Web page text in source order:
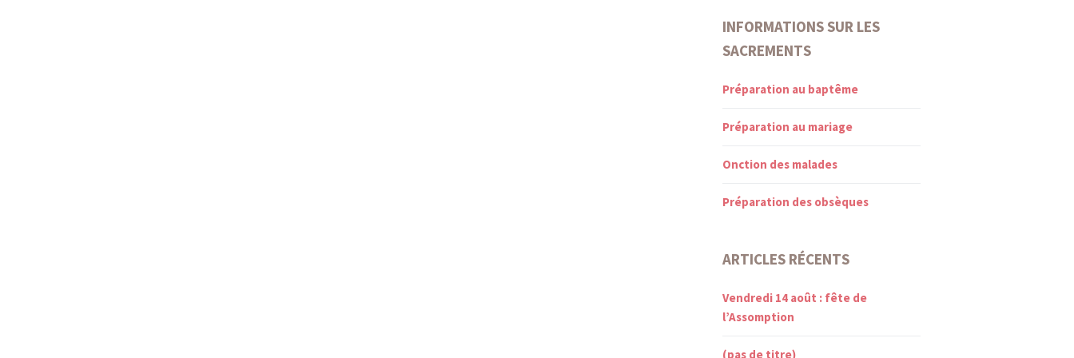
INFORMATIONS SUR LES
SACREMENTS
Préparation au baptême
Préparation au mariage
Onction des malades
Préparation des obsèques
ARTICLES RÉCENTS
Vendredi 14 août : fête de
l’Assomption
(pas de titre)